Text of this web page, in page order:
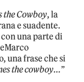
the Cowboy, la
e suadente.
una parte di
una frase che si
the cowboy…”